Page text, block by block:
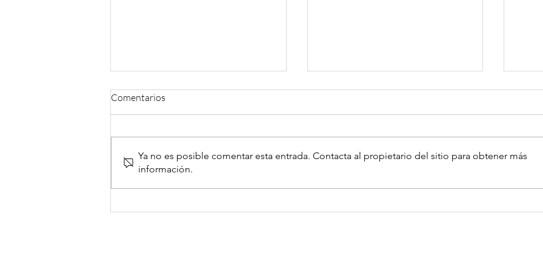
Extracto ajo negro y
Extracto de Ajo Negro: Una
Autoinmunes e Inflamatorias
Comentarios
Ya no es posible comentar esta entrada. Contacta al propietario del sitio para obtener más
información.